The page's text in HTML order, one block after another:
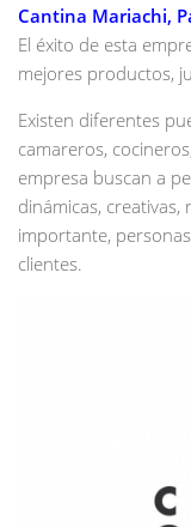
Cantina Mariachi,
El éxito de esta
mejores productos,
Existen diferentes
camareros,
empresa buscan a
dinámicas,
importante,
clientes.